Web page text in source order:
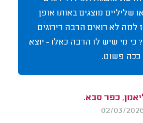
שליליים מוצגים באותו אופן
למה לא רואים הרבה דירוגים
כי מי שיש לו הרבה כאלו - יוצא
פשוט.
כפר סבא.